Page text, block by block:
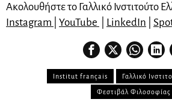
Ακολουθήστε το Γαλλικό Ινστιτούτο
Instagram
YouTube LinkedIn
Institut français Γαλλικό
Φεστιβάλ Φιλοσοφίας